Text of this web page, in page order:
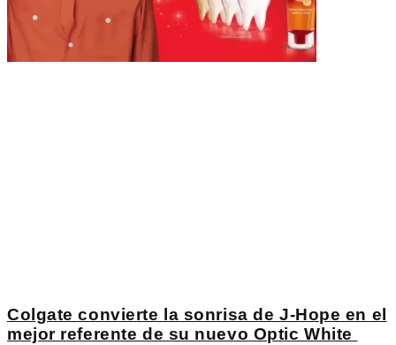
Colgate convierte la sonrisa de J-Hope en el
mejor referente de su nuevo Optic White